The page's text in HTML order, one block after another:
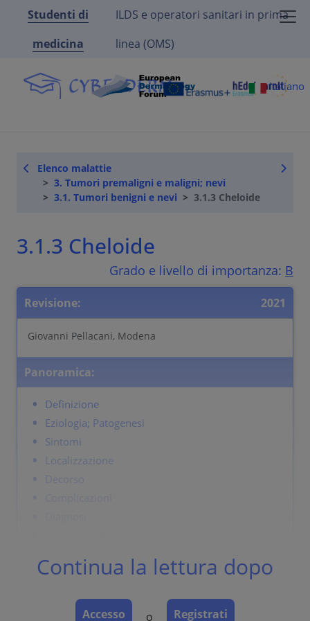
Studenti di
medicina
ILDS e operatori sanitari in prima
linea (OMS)
Italiano
Elenco malattie
3. Tumori premaligni e maligni; nevi
3.1. Tumori benigni e nevi
3.1.3 Cheloide
3.1.3 Cheloide
Grado e livello di importanza: B
Revisione: 2021
Giovanni Pellacani, Modena
Panoramica:
Definizione
Eziologia; Patogenesi
Sintomi
Localizzazione
Decorso
Continua la lettura dopo
Accesso o Registrati